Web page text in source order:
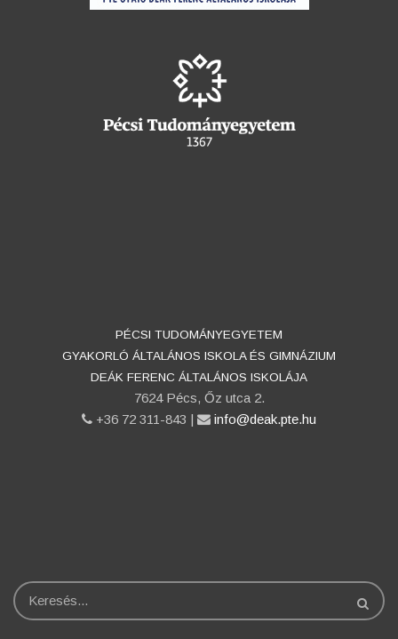
PÉCSI TUDOMÁNYEGYETEM
GYAKORLÓ ÁLTALÁNOS ISKOLA ÉS GIMNÁZIUM
DEÁK FERENC ÁLTALÁNOS ISKOLÁJA
7624 Pécs, Őz utca 2.
phone
+36 72 311-843 | email
info@deak.pte.hu
Keresés